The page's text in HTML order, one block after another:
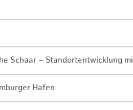
Schaar – Standortentwicklung
Hafen